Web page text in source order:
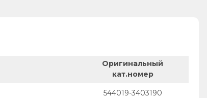
Оригинальный
кат.номер
544019-3403190